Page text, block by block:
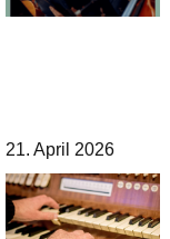
21. April 2026